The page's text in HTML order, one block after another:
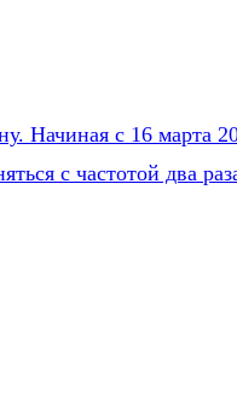
Начиная с 16 марта
с частотой два